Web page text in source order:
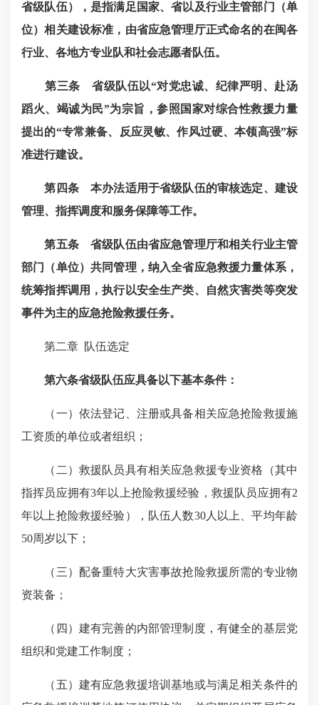
省级队伍），是指满足国家、省以及行业主管部门（单
位）相关建设标准，由省应急管理厅正式命名的在闽各
行业、各地方专业队和社会志愿者队伍。
第三条 省级队伍以“对党忠诚、纪律严明、赴汤
蹈火、竭诚为民”为宗旨，参照国家对综合性救援力量
提出的“专常兼备、反应灵敏、作风过硬、本领高强”标
准进行建设。
第四条 本办法适用于省级队伍的审核选定、建设
管理、指挥调度和服务保障等工作。
第五条 省级队伍由省应急管理厅和相关行业主管
部门（单位）共同管理，纳入全省应急救援力量体系，
统筹指挥调用，执行以安全生产类、自然灾害类等突发
事件为主的应急抢险救援任务。
第二章 队伍选定
第六条省级队伍应具备以下基本条件：
（一）依法登记、注册或具备相关应急抢险救援施
工资质的单位或者组织；
（二） 救援队员具有相关应急救援专业资格（其中
指挥员应拥有3年以上抢险救援经验，救援队员应拥有2
年以上抢险救援经验），队伍人数30人以上、平均年龄
50周岁以下；
（三）配备重特大灾害事故抢险救援所需的专业物
资装备；
（四）建有完善的内部管理制度，有健全的基层党
组织和党建工作制度；
（五）建有应急救援培训基地或与满足相关条件的